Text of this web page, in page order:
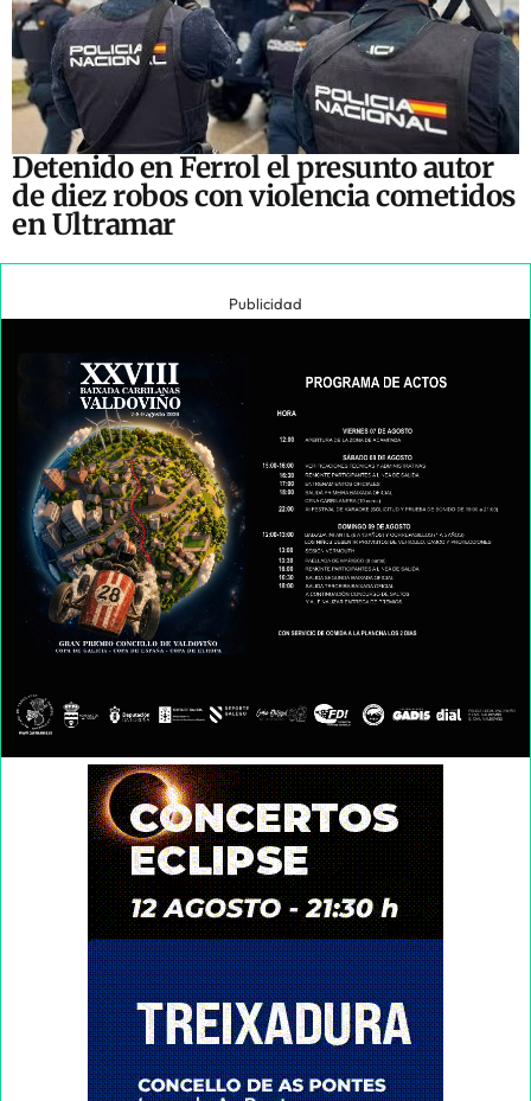
Detenido en Ferrol el presunto autor
de diez robos con violencia cometidos
en Ultramar
Publicidad